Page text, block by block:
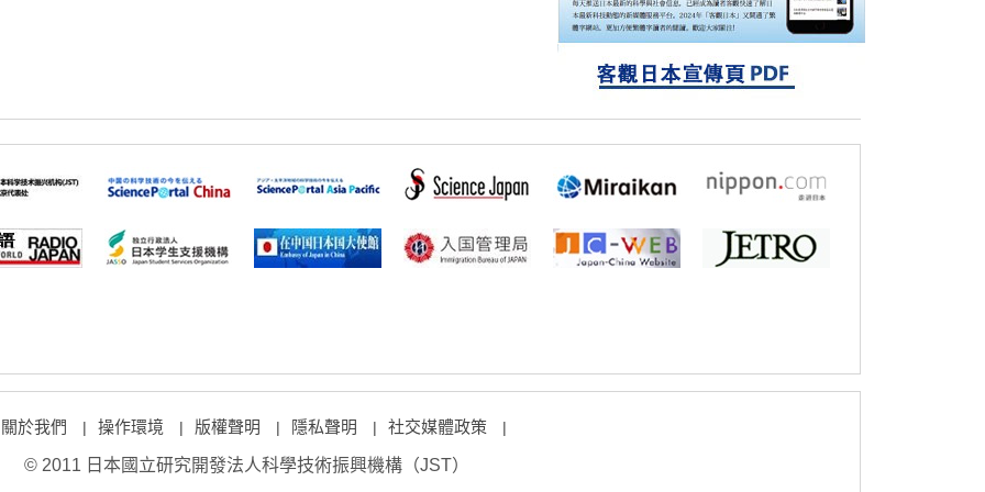
科學研究
立教大學在試管內構建長鏈人工基因組DNA
自我複製系統，有望實現攜帶大量基因的人
工細胞
關於我們 | 操作環境 | 版權聲明 | 隱私聲明 | 社交媒體政策 |
© 2011 日本國立研究開發法人科學技術振興機構（JST）